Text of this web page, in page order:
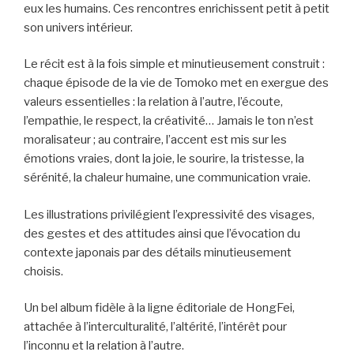
eux les humains. Ces rencontres enrichissent petit à petit
son univers intérieur.
Le récit est à la fois simple et minutieusement construit :
chaque épisode de la vie de Tomoko met en exergue des
valeurs essentielles : la relation à l’autre, l’écoute,
l’empathie, le respect, la créativité… Jamais le ton n’est
moralisateur ; au contraire, l’accent est mis sur les
émotions vraies, dont la joie, le sourire, la tristesse, la
sérénité, la chaleur humaine, une communication vraie.
Les illustrations privilégient l’expressivité des visages,
des gestes et des attitudes ainsi que l’évocation du
contexte japonais par des détails minutieusement
choisis.
Un bel album fidèle à la ligne éditoriale de HongFei,
attachée à l’interculturalité, l’altérité, l’intérêt pour
l’inconnu et la relation à l’autre.